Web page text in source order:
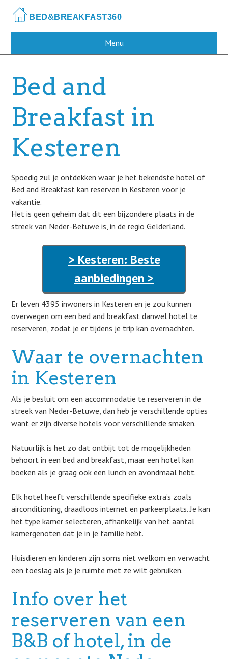
main
Menu
Bed and
Breakfast in
Kesteren
Spoedig zul je ontdekken waar je het bekendste hotel of
Bed and Breakfast kan reserven in Kesteren voor je
vakantie.
Het is geen geheim dat dit een bijzondere plaats in de
streek van Neder-Betuwe is, in de regio Gelderland.
> Kesteren: Beste
aanbiedingen >
Er leven 4395 inwoners in Kesteren en je zou kunnen
overwegen om een bed and breakfast danwel hotel te
reserveren, zodat je er tijdens je trip kan overnachten.
Waar te overnachten
in Kesteren
Als je besluit om een accommodatie te reserveren in de
streek van Neder-Betuwe, dan heb je verschillende opties
want er zijn diverse hotels voor verschillende smaken.
Natuurlijk is het zo dat ontbijt tot de mogelijkheden
behoort in een bed and breakfast, maar een hotel kan
boeken als je graag ook een lunch en avondmaal hebt.
Elk hotel heeft verschillende specifieke extra’s zoals
airconditioning, draadloos internet en parkeerplaats. Je kan
het type kamer selecteren, afhankelijk van het aantal
kamergenoten dat je in je familie hebt.
Huisdieren en kinderen zijn soms niet welkom en verwacht
een toeslag als je je ruimte met ze wilt gebruiken.
Info over het
reserveren van een
B&B of hotel, in de